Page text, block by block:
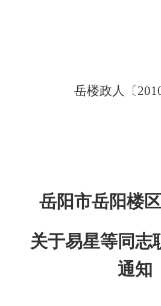
岳楼政人〔
岳阳市岳阳楼
关于易星等同志
通知